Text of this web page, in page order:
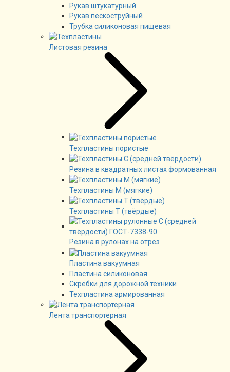
Рукав штукатурный
Рукав пескоструйный
Трубка силиконовая пищевая
Листовая резина
Техпластины пористые
Резина в квадратных листах формованная
Техпластины М (мягкие)
Техпластины Т (твёрдые)
Резина в рулонах на отрез
Пластина вакуумная
Пластина силиконовая
Скребки для дорожной техники
Техпластина армированная
Лента транспортерная